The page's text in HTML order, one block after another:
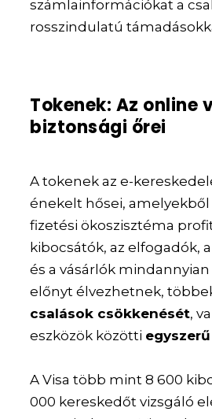
számlainformációkat a
rosszindulatú
Tokenek: Az online
biztonsági őrei
A tokenek az e-
énekelt hősei, amelyekből
fizetési ökoszisztéma
kibocsátók, az elfogadók,
és a vásárlók
előnyt élvezhetnek,
csalások csökkenését,
eszközök közötti
A Visa több mint 8 600
000 kereskedőt vizsgáló